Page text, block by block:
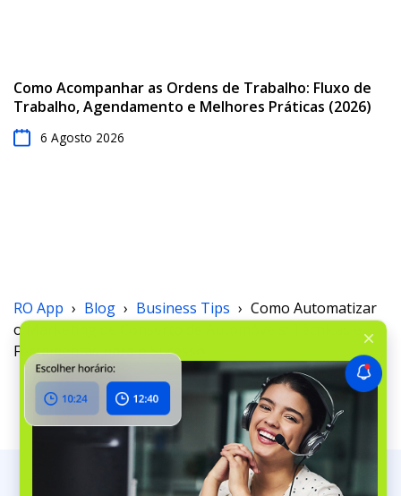
Como Acompanhar as Ordens de Trabalho: Fluxo de
Trabalho, Agendamento e Melhores Práticas (2026)
6 Agosto 2026
RO App › Blog › Business Tips › Como Automatizar
o Marketing de Conserto de Automóveis: Técnicas e
Ferramentas para o Sucesso
Trabalhos & Clientes